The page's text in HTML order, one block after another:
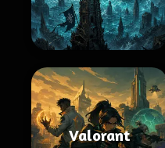
Valorant